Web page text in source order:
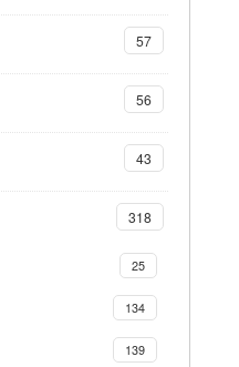
57
56
43
318
25
134
139